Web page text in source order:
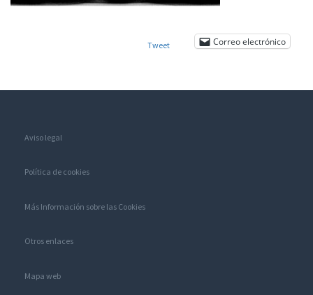
Tweet Correo electrónico
Aviso legal
Política de cookies
Más Información sobre las Cookies
Otros enlaces
Mapa web